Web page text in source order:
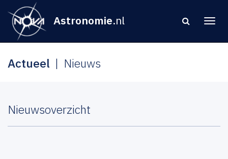
Astronomie.nl
Actueel Nieuws
Nieuwsoverzicht